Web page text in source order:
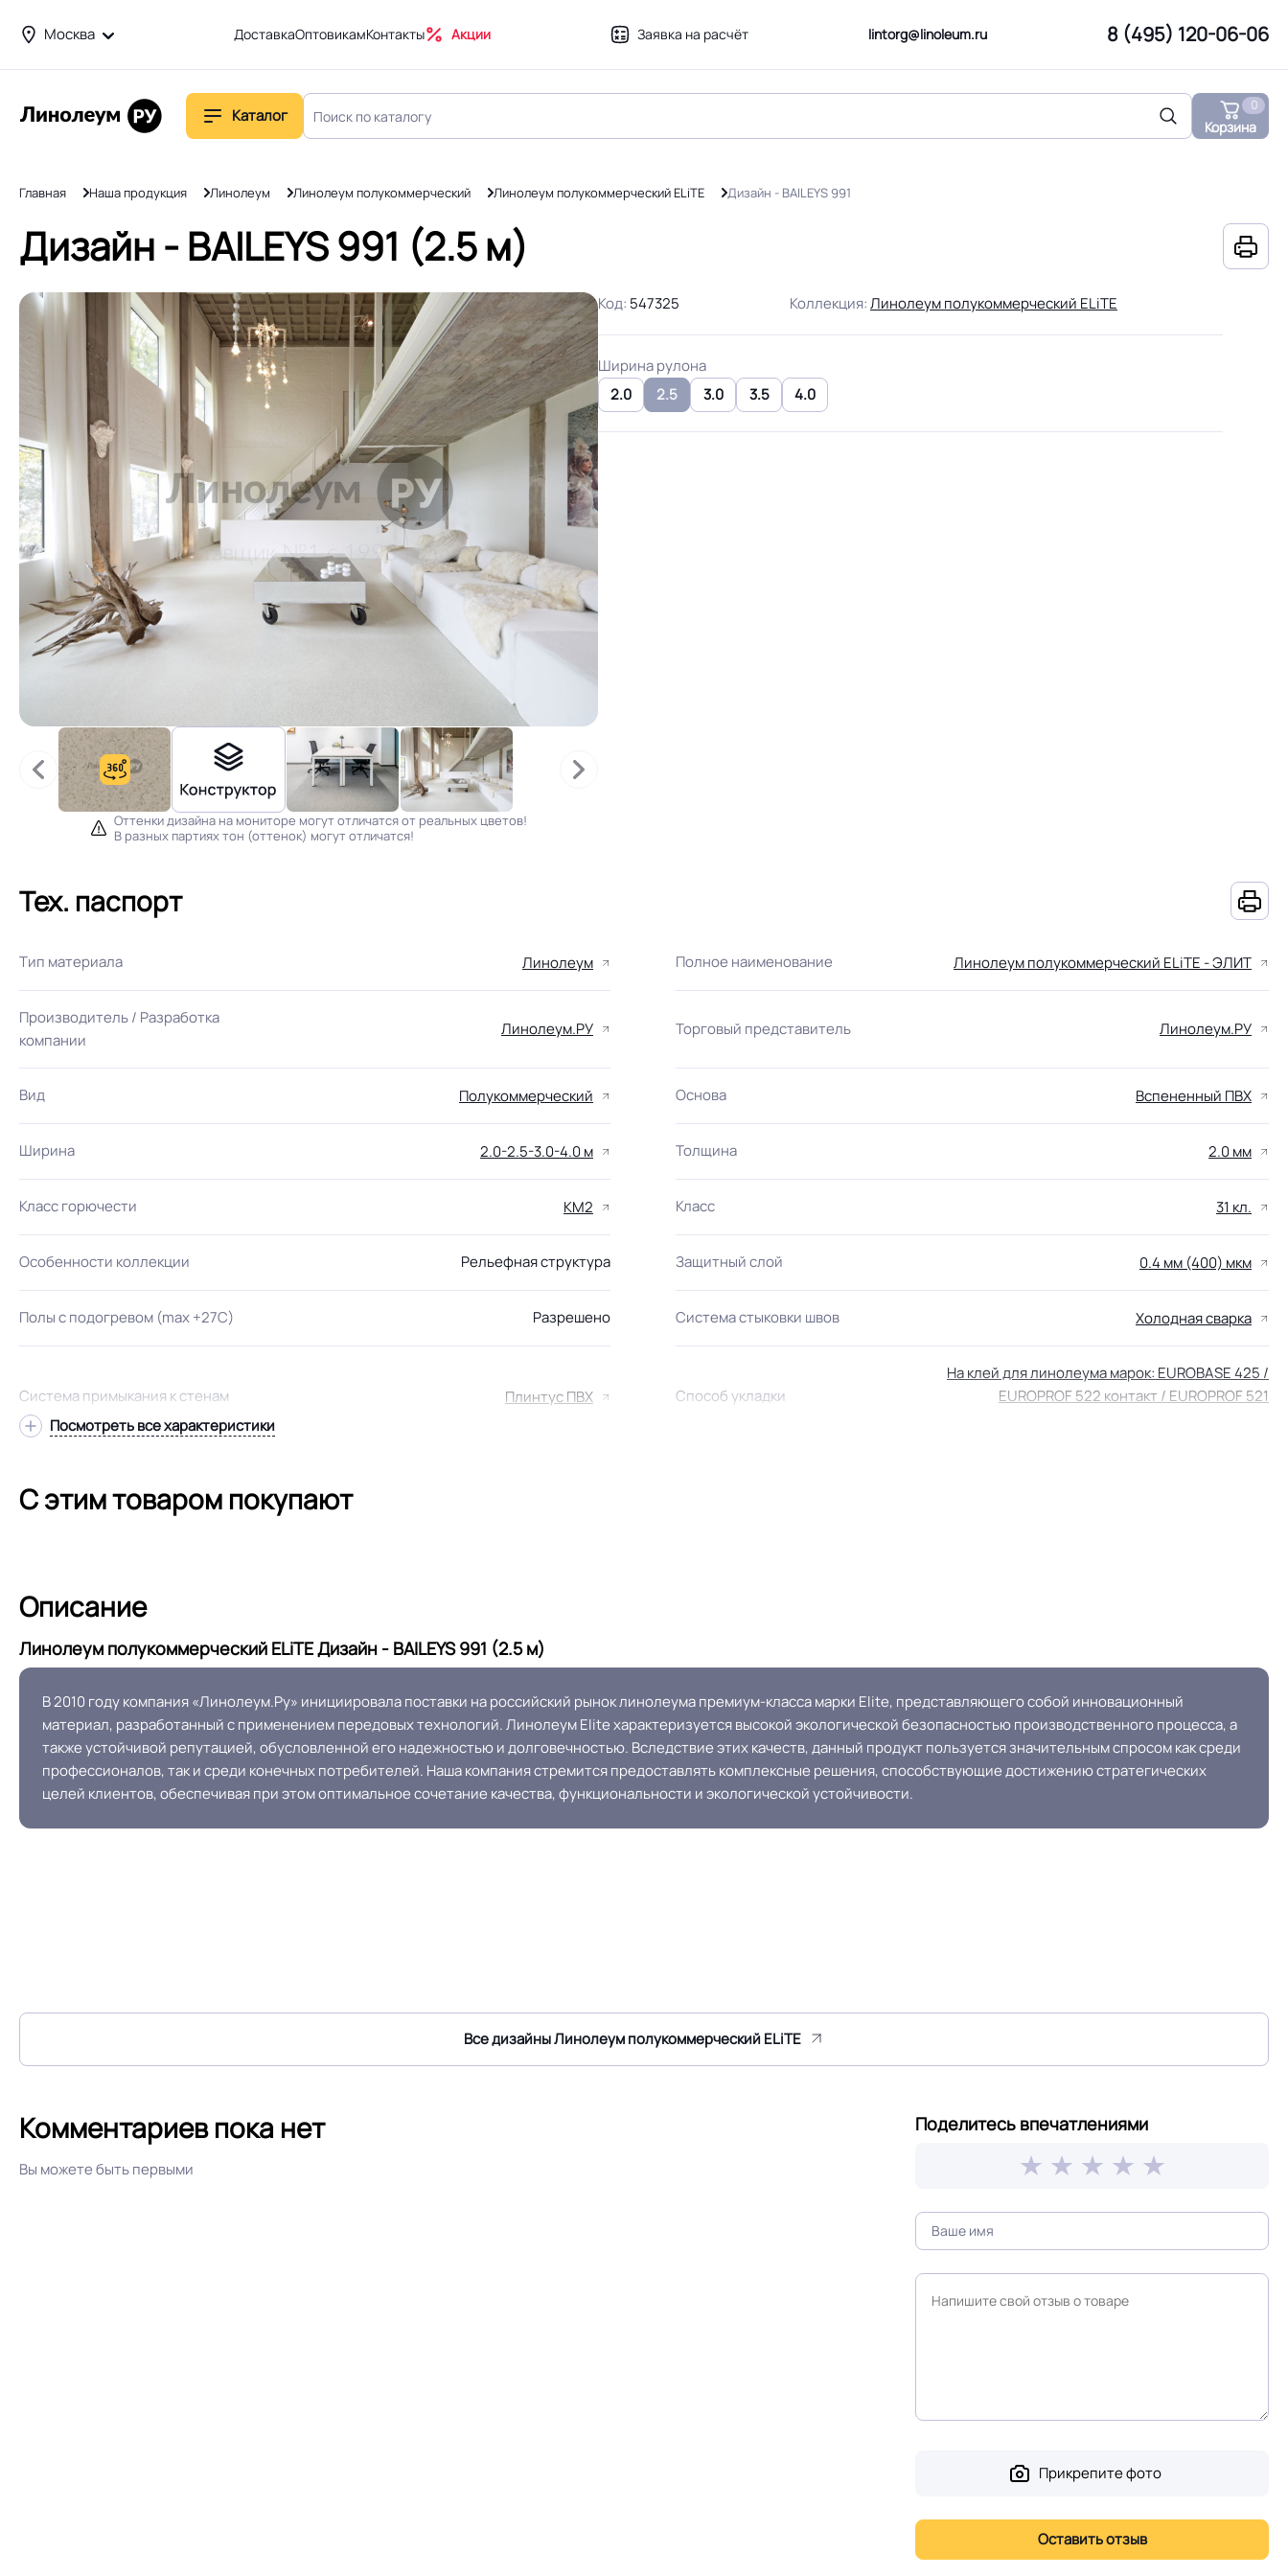
Москва ДоставкаОптовикамКонтакты Акции Заявка на расчёт lintorg@linoleum.ru 8 (495) 120-06-06
Каталог
Корзина
0
Главная Наша продукция Линолеум Линолеум полукоммерческий Линолеум полукоммерческий ELiTE Дизайн - BAILEYS 991
Дизайн - BAILEYS 991 (2.5 м)
Оттенки дизайна на мониторе могут отличатся от реальных цветов!
В разных партиях тон (оттенок) могут отличатся!
Код: 547325 Коллекция:Линолеум полукоммерческий ELiTE
Ширина рулона
2.0
2.5 3.0 3.5 4.0
Тех. паспорт
Тип материала Линолеум Полное наименование Линолеум полукоммерческий ELiTE - ЭЛИТ
Производитель / Разработка
компании
Линолеум.РУ Торговый представитель Линолеум.РУ
Вид Полукоммерческий Основа Вспененный ПВХ
Ширина 2.0-2.5-3.0-4.0 м Толщина 2.0 мм
Класс горючести КМ2 Класс 31 кл.
Особенности коллекции Рельефная структура Защитный слой 0.4 мм (400) мкм
Полы с подогревом (max +27C) Разрешено Система стыковки швов Холодная сварка
Система примыкания к стенам Плинтус ПВХ Способ укладки
На клей для линолеума марок: EUROBASE 425 /
EUROPROF 522 контакт / EUROPROF 521
Посмотреть все характеристики
С этим товаром покупают
Описание
Линолеум полукоммерческий ELiTE Дизайн - BAILEYS 991 (2.5 м)
В 2010 году компания «Линолеум.Ру» инициировала поставки на российский рынок линолеума премиум-класса марки Elite, представляющего собой инновационный
материал, разработанный с применением передовых технологий. Линолеум Elite характеризуется высокой экологической безопасностью производственного процесса, а
также устойчивой репутацией, обусловленной его надежностью и долговечностью. Вследствие этих качеств, данный продукт пользуется значительным спросом как среди
профессионалов, так и среди конечных потребителей. Наша компания стремится предоставлять комплексные решения, способствующие достижению стратегических
целей клиентов, обеспечивая при этом оптимальное сочетание качества, функциональности и экологической устойчивости.
Все дизайны Линолеум полукоммерческий ELiTE
Комментариев пока нет
Вы можете быть первыми
Поделитесь впечатлениями
Прикрепите фото